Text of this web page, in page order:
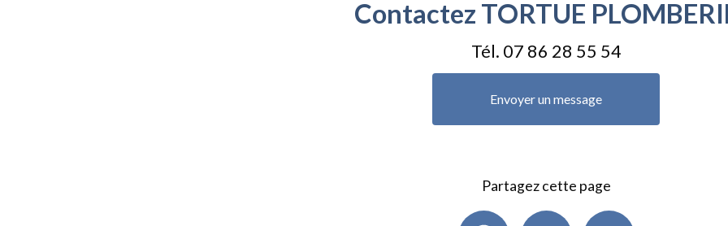
Contactez TORTUE
Tél. 07 86 28 55 54
Envoyer un message
Partagez cette page
Facebook